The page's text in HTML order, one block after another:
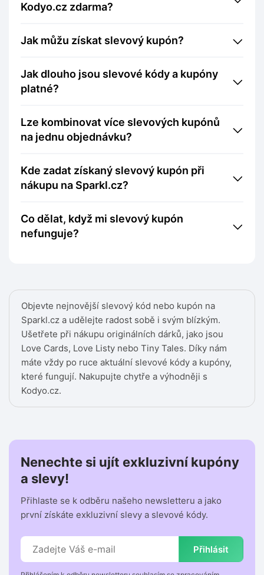
Objevte nejnovější slevový kód nebo kupón na
Sparkl.cz a udělejte radost sobě i svým blízkým.
Ušetřete při nákupu originálních dárků, jako jsou
Love Cards, Love Listy nebo Tiny Tales. Díky nám
máte vždy po ruce aktuální slevové kódy a kupóny,
které fungují. Nakupujte chytře a výhodněji s
Kodyo.cz.
Kodyo.cz zdarma?
Jak můžu získat slevový kupón?
Jak dlouho jsou slevové kódy a kupóny
platné?
Lze kombinovat více slevových kupónů
na jednu objednávku?
Kde zadat získaný slevový kupón při
nákupu na Sparkl.cz?
Co dělat, když mi slevový kupón
nefunguje?
Nenechte si ujít exkluzivní kupóny
a slevy!
Přihlaste se k odběru našeho newsletteru a jako
první získáte exkluzivní slevy a slevové kódy.
Přihlásit